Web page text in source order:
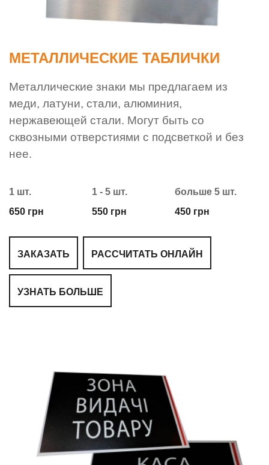
МЕТАЛЛИЧЕСКИЕ ТАБЛИЧКИ
Металлические знаки мы предлагаем из
меди, латуни, стали, алюминия,
нержавеющей стали. Могут быть со
сквозными отверстиями с подсветкой и без
нее.
1 шт.
650 грн
1 - 5 шт.
550 грн
больше 5 шт.
450 грн
ЗАКАЗАТЬ РАССЧИТАТЬ ОНЛАЙН
УЗНАТЬ БОЛЬШЕ